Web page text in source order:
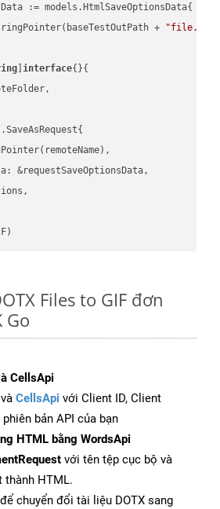
:= models.HtmlSaveOptionsData{
+
]interface{}{
&requestSaveOptionsData,
Files to GIF đơn
Go
CellsApi
và CellsApi với Client ID, Client
bản API của bạn
HTML bằng WordsApi
với tên tệp cục bộ và
thành HTML.
chuyển đổi tài liệu DOTX sang